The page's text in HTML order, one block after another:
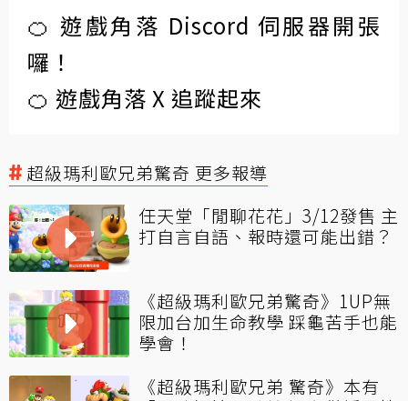
🍊 遊戲角落 Discord 伺服器開張
囉！
🍊 遊戲角落 X 追蹤起來
超級瑪利歐兄弟驚奇 更多報導
任天堂「閒聊花花」3/12發售 主
打自言自語、報時還可能出錯？
《超級瑪利歐兄弟驚奇》1UP無
限加台加生命教學 踩龜苦手也能
學會！
《超級瑪利歐兄弟 驚奇》本有